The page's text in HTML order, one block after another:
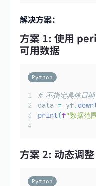
解决方案：
方案 1: 使用
可用数据
Python
# 不指定具体日
data = yf.
print(f"数据范
方案 2: 动态调
Python